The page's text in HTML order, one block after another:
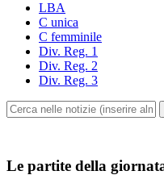
LBA
C unica
C femminile
Div. Reg. 1
Div. Reg. 2
Div. Reg. 3
Le partite della